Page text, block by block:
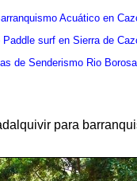
Acuático en
surf en Sierra de
de Senderismo Rio Borosa
para